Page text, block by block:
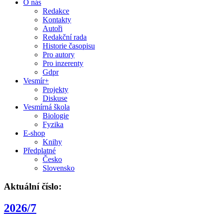
O nás
Redakce
Kontakty
Autoři
Redakční rada
Historie časopisu
Pro autory
Pro inzerenty
Gdpr
Vesmír+
Projekty
Diskuse
Vesmírná škola
Biologie
Fyzika
E-shop
Knihy
Předplatné
Česko
Slovensko
Aktuální číslo:
2026/7